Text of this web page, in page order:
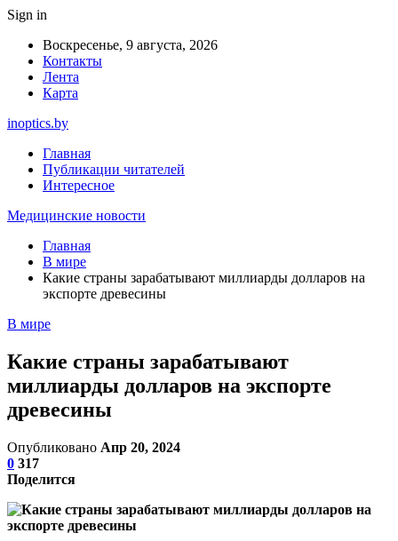
Sign in
Воскресенье, 9 августа, 2026
Контакты
Лента
Карта
inoptics.by
Главная
Публикации читателей
Интересное
Медицинские новости
Главная
В мире
Какие страны зарабатывают миллиарды долларов на
экспорте древесины
В мире
Какие страны зарабатывают
миллиарды долларов на экспорте
древесины
Опубликовано Апр 20, 2024
0 317
Поделится